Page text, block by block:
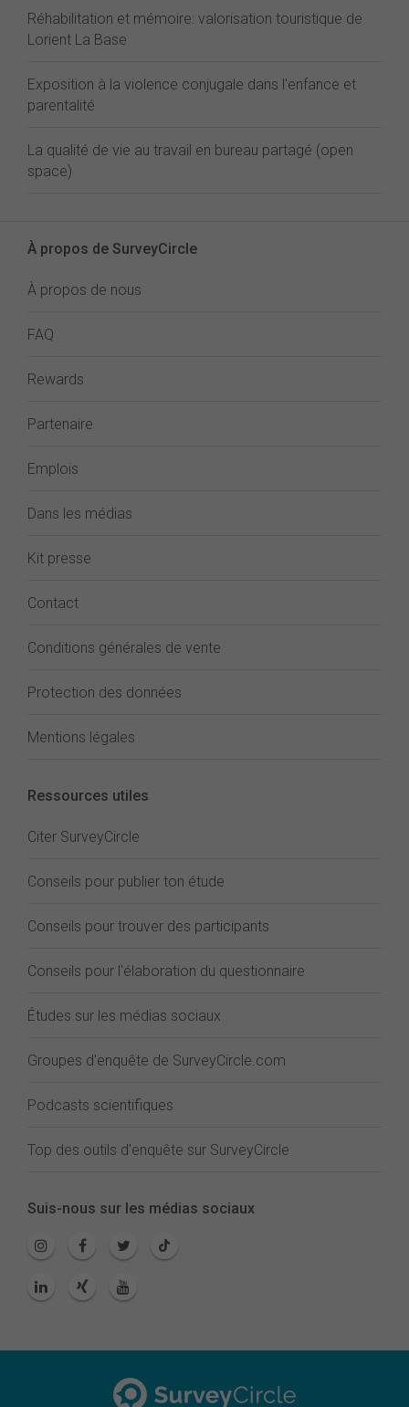
Réhabilitation et mémoire: valorisation touristique de
Lorient La Base
Exposition à la violence conjugale dans l'enfance et
parentalité
La qualité de vie au travail en bureau partagé (open
space)
À propos de SurveyCircle
À propos de nous
FAQ
Rewards
Partenaire
Emplois
Dans les médias
Kit presse
Contact
Conditions générales de vente
Protection des données
Mentions légales
Ressources utiles
Citer SurveyCircle
Conseils pour publier ton étude
Conseils pour trouver des participants
Conseils pour l'élaboration du questionnaire
Études sur les médias sociaux
Groupes d'enquête de SurveyCircle.com
Podcasts scientifiques
Top des outils d'enquête sur SurveyCircle
Suis-nous sur les médias sociaux